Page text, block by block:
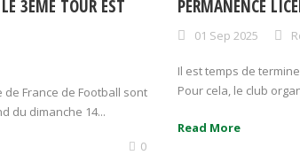
3ÈME TOUR EST
France de Football sont
du dimanche 14...
0
PERMANENCE
01 Sep 2025
Il est temps de
Pour cela, le club
Read More